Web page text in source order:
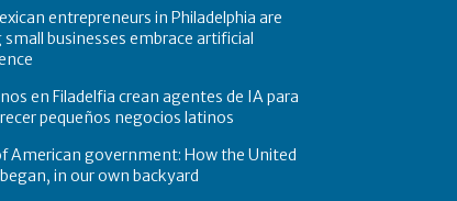
entrepreneurs in Philadelphia are
small businesses embrace artificial
en Filadelfia crean agentes de IA para
pequeños negocios latinos
American government: How the United
in our own backyard